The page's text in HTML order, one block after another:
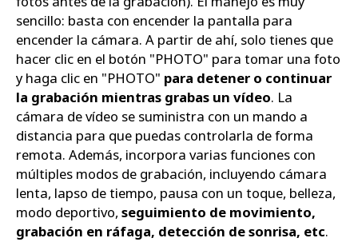
sencillo: basta con encender la pantalla para
encender la cámara. A partir de ahí, solo tienes que
hacer clic en el botón "PHOTO" para tomar una foto
y haga clic en "PHOTO" para detener o continuar
la grabación mientras grabas un vídeo. La
cámara de vídeo se suministra con un mando a
distancia para que puedas controlarla de forma
remota. Además, incorpora varias funciones con
múltiples modos de grabación, incluyendo cámara
lenta, lapso de tiempo, pausa con un toque, belleza,
modo deportivo, seguimiento de movimiento,
grabación en ráfaga, detección de sonrisa, etc.